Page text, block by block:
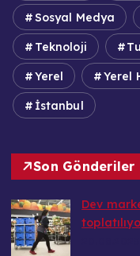
Sosyal Medya
Teknoloji
Yerel Yerel
İstanbul
Son Gönderiler
Dev